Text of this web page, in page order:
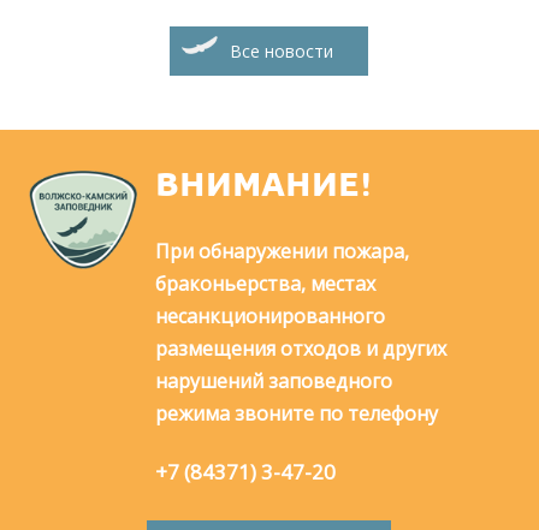
Все новости
ВНИМАНИЕ!
При обнаружении пожара,
браконьерства, местах
несанкционированного
размещения отходов и других
нарушений заповедного
режима звоните по телефону
+7 (84371) 3-47-20